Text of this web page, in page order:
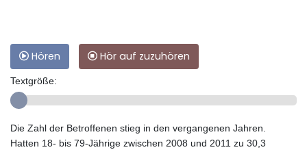
Hören Hör auf zuzuhören
Textgröße:
Die Zahl der Betroffenen stieg in den vergangenen Jahren.
Hatten 18- bis 79-Jährige zwischen 2008 und 2011 zu 30,3